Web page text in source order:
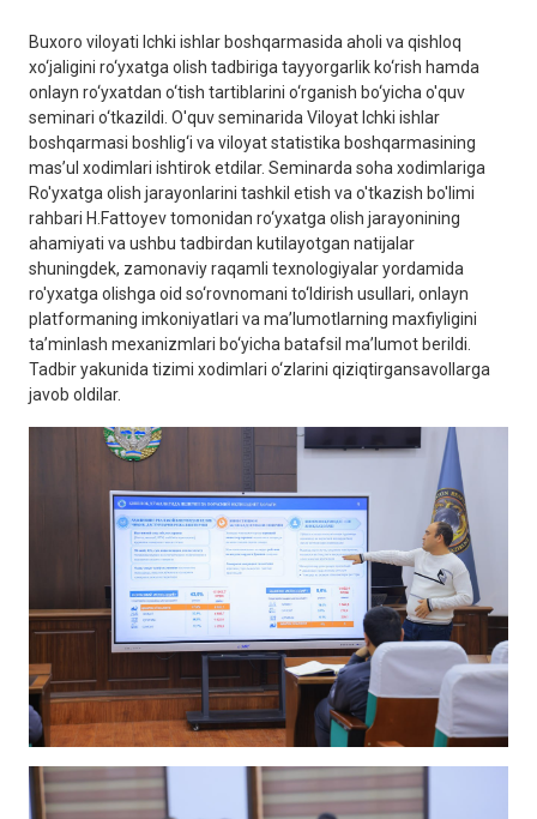
Buxoro viloyati Ichki ishlar boshqarmasida aholi va qishloq
xo‘jaligini ro‘yxatga olish tadbiriga tayyorgarlik ko‘rish hamda
onlayn ro‘yxatdan o‘tish tartiblarini o‘rganish bo‘yicha o'quv
seminari o‘tkazildi. O'quv seminarida Viloyat Ichki ishlar
boshqarmasi boshlig‘i va viloyat statistika boshqarmasining
mas’ul xodimlari ishtirok etdilar. Seminarda soha xodimlariga
Ro'yxatga olish jarayonlarini tashkil etish va o'tkazish bo'limi
rahbari H.Fattoyev tomonidan ro‘yxatga olish jarayonining
ahamiyati va ushbu tadbirdan kutilayotgan natijalar
shuningdek, zamonaviy raqamli texnologiyalar yordamida
ro'yxatga olishga oid so‘rovnomani to‘ldirish usullari, onlayn
platformaning imkoniyatlari va ma’lumotlarning maxfiyligini
ta’minlash mexanizmlari bo‘yicha batafsil ma’lumot berildi.
Tadbir yakunida tizimi xodimlari o‘zlarini qiziqtirgansavollarga
javob oldilar.